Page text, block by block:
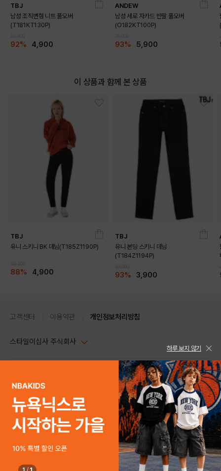
TBJ
남성 조직변형 니트 풀오버
(T181KT130P)
92% 4,900
ANDEW
남성 세로 자카드 반팔 풀오버
(O182KT100P)
93% 5,900
이 상품과 함께 본 상품
TBJ
유니 스키니 BK 데님(T185Z1190P)
88% 4,900
TBJ
유니 본딩 스키니 데님
(T184Z1194P)
93% 3,900
고객센터 이용약관 개인정보처리방침
스타일이십사 주식회사
주소 : 서울시 강남구 논현로 633, 6층 (논현동, 한세엠케이빌딩)
사업자등록번호 : 116-81-32499
통신판매업신고번호 : 제 2024-서울강남-04239
개인정보보호책임자 : 배기영
호스팅 서비스 : 스타일이십사㈜
고객센터 1544-5336(평일 09:00~ 18:00 토/일/공휴일 휴무)
스타일24 고객센터 1544-5336
평일 09:00~ 18:00 (토/일/공휴일 휴무)
help Email : help@style24.com
COPYRIGHTⓒ2021 STYLE24 ALL RIGHTS RESERVED.
하루 보지 않기